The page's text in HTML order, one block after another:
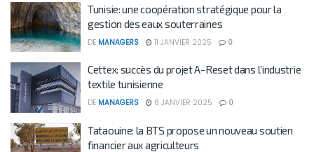
Tunisie: une coopération stratégique pour la
gestion des eaux souterraines
DE MANAGERS 11 JANVIER 2025 0
Cettex: succès du projet A-Reset dans l’industrie
textile tunisienne
DE MANAGERS 8 JANVIER 2025 0
Tataouine: la BTS propose un nouveau soutien
financier aux agriculteurs